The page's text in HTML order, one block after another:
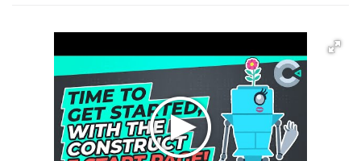
Сравнения